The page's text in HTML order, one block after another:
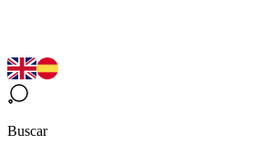
Buscar